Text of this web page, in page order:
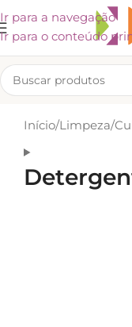
Ir para a navegação
Ir para o conteúdo
Início/Limpeza/